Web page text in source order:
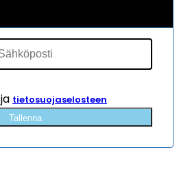
ja tietosuojaselosteen
Tallenna